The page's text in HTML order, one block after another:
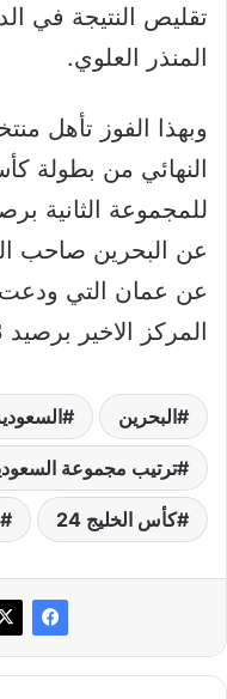
المنذر العلوي.
وبهذا الفوز تأهل
عن البحرين صاحب
عن عمان التي ودعت
المركز الاخير برصيد 3 نقاط.
البحرين
ترتيب مجموعة
كأس الخليج 24